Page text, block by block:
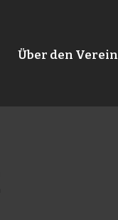
Über den Verein